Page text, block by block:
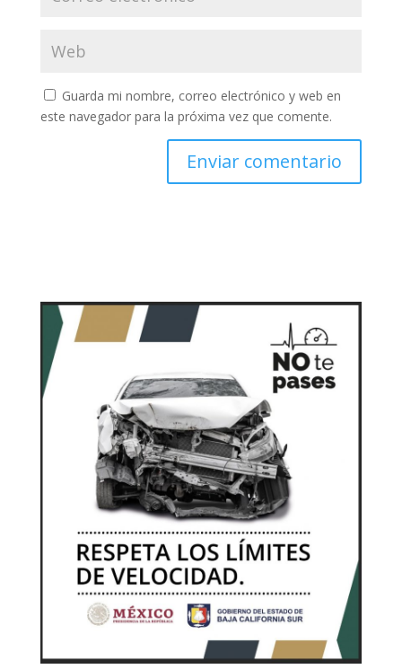
Guarda mi nombre, correo electrónico y web en
este navegador para la próxima vez que comente.